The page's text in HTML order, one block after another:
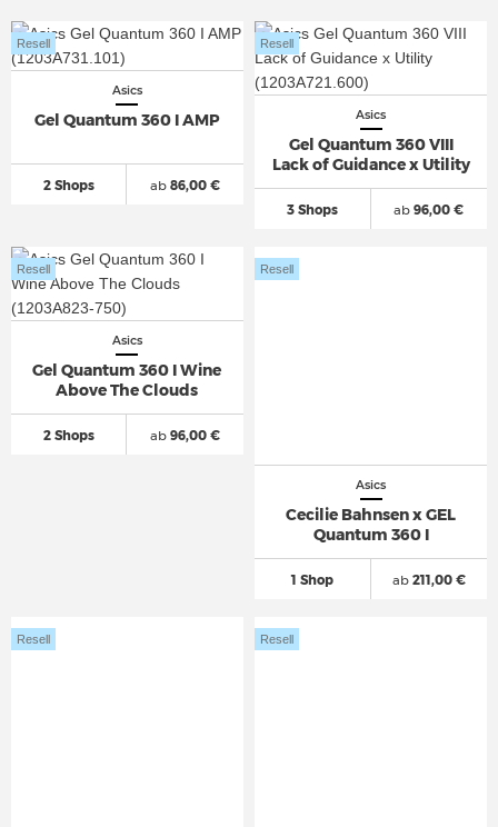
Asics
Gel Quantum 360 I AMP
2 Shops
Resell
ab86,00 €
Asics
Gel Quantum 360 VIII
Lack of Guidance x Utility
3 Shops
Resell
ab 96,00 €
Asics
Gel Quantum 360 I Wine
Above The Clouds
2 Shops
Resell
ab96,00 €
Asics
Cecilie Bahnsen x GEL
Quantum 360 I
1 Shop
Resell
ab211,00 €
Resell Resell